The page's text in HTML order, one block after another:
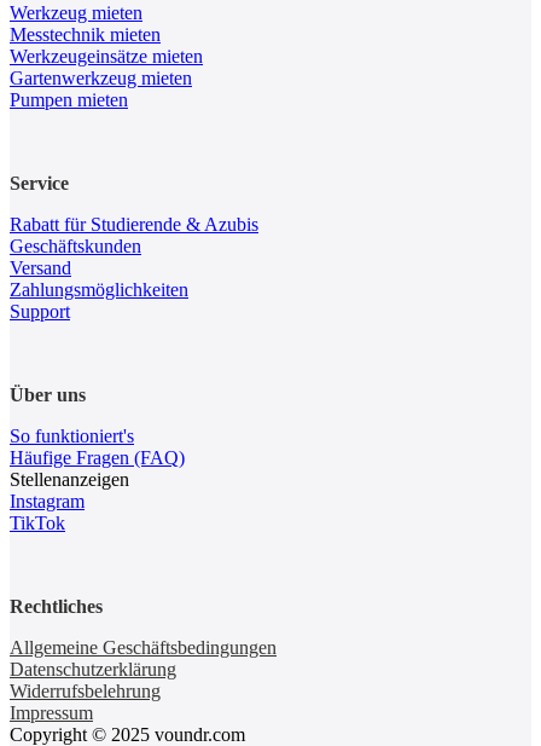
Werkzeug mieten
Messtechnik mieten
Werkzeugeinsätze mieten
Gartenwerkzeug mieten
Pumpen mieten
Service
Rabatt für Studierende & Azubis
Geschäftskunden
Versand
Zahlungsmöglichkeiten
Support
Über uns
So funktioniert's
Häufige Fragen (FAQ)
Stellenanzeigen
Instagram
TikTok
Rechtliches
Allgemeine Geschäftsbedingungen
Datenschutzerklärung
Widerrufsbelehrung
Impressum
Copyright © 2025 voundr.com